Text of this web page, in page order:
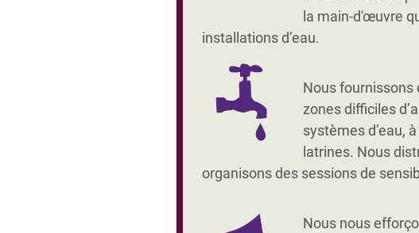
la main-d'œuvre
installations d’eau.
Nous fournissons
zones difficiles
systèmes d’eau,
latrines. Nous
organisons des sessions de
Nous nous